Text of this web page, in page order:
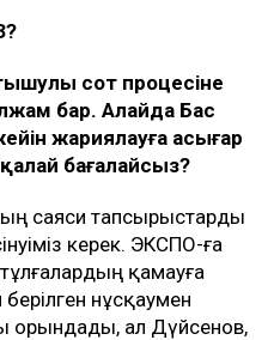
сот процесіне
бар. Алайда Бас
жариялауға асығар
бағалайсыз?
саяси тапсырыстарды
керек. ЭКСПО-ға
қамауға
нұсқаумен
орындады, ал Дүйсенов,